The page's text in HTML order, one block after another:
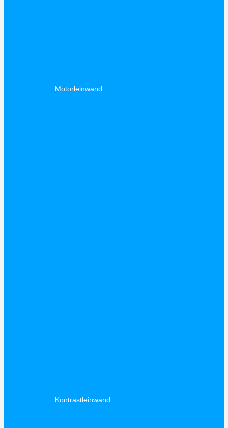
Motorleinwand
Kontrastleinwand